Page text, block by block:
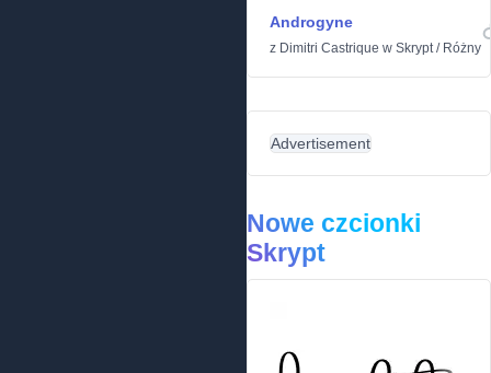
Androgyne
z Dimitri Castrique w Skrypt/ Różny
Advertisement
Nowe czcionki
Skrypt